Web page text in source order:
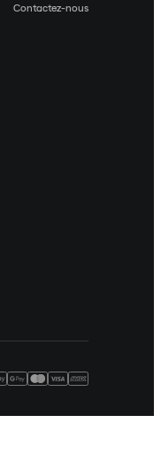
Contactez-nous